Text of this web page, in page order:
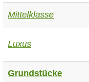
Mittelklasse
Luxus
Grundstücke